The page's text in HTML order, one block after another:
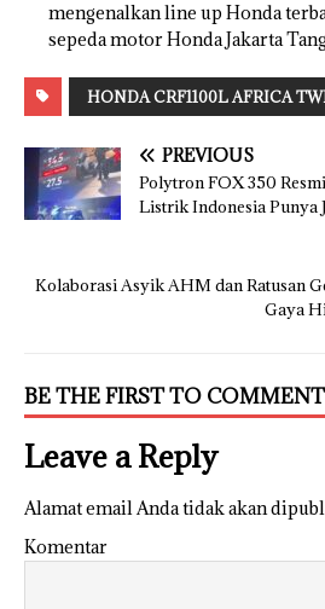
mengenalkan line up Honda
sepeda motor Honda Jakarta
HONDA CRF1100L AFRICA
PREVIOUS
Polytron FOX 350
Listrik Indonesia Punya
Kolaborasi Asyik AHM dan Ratusan
Gaya
BE THE FIRST TO COMMENT
Leave a Reply
Alamat email Anda tidak akan
Komentar